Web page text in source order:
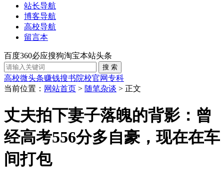
站长导航
博客导航
高校导航
留言本
百度360必应搜狗淘宝本站头条
高校微头条赚钱搜书院校官网专科
当前位置： 网站首页 > 随笔杂谈 > 正文
丈夫拍下妻子落魄的背影：曾
经高考556分多自豪，现在在车
间打包